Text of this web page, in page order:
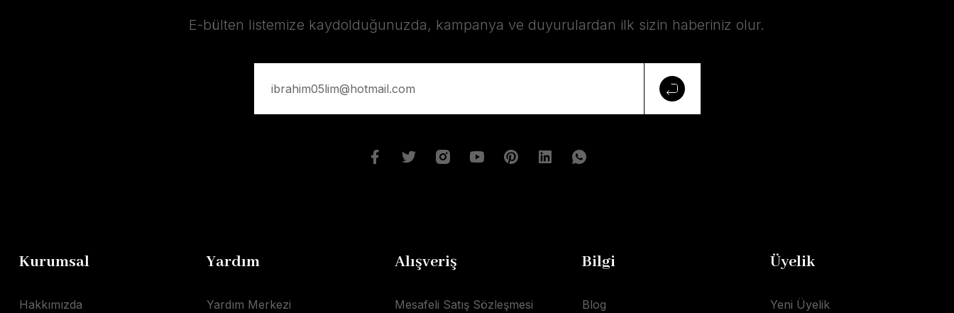
E-bülten listemize kaydolduğunuzda, kampanya ve duyurulardan ilk sizin haberiniz olur.
Kurumsal
Hakkımızda
Yardım
Yardım Merkezi
Alışveriş
Mesafeli Satış Sözleşmesi
Bilgi
Blog
Üyelik
Yeni Üyelik